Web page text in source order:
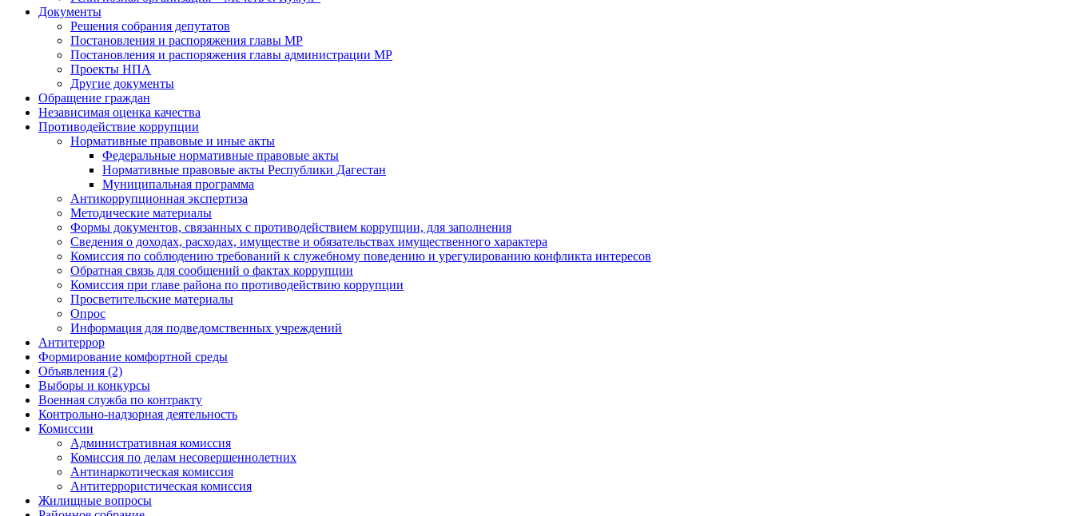
Документы
Решения собрания депутатов
Постановления и распоряжения главы МР
Постановления и распоряжения главы администрации МР
Проекты НПА
Другие документы
Обращение граждан
Независимая оценка качества
Противодействие коррупции
Нормативные правовые и иные акты
Федеральные нормативные правовые акты
Нормативные правовые акты Республики Дагестан
Муниципальная программа
Антикоррупционная экспертиза
Методические материалы
Формы документов, связанных с противодействием коррупции, для заполнения
Сведения о доходах, расходах, имуществе и обязательствах имущественного характера
Комиссия по соблюдению требований к служебному поведению и урегулированию конфликта интересов
Обратная связь для сообщений о фактах коррупции
Комиссия при главе района по противодействию коррупции
Просветительские материалы
Опрос
Информация для подведомственных учреждений
Антитеррор
Формирование комфортной среды
Объявления (2)
Выборы и конкурсы
Военная служба по контракту
Контрольно-надзорная деятельность
Комиссии
Административная комиссия
Комиссия по делам несовершеннолетних
Антинаркотическая комиссия
Антитеррористическая комиссия
Жилищные вопросы